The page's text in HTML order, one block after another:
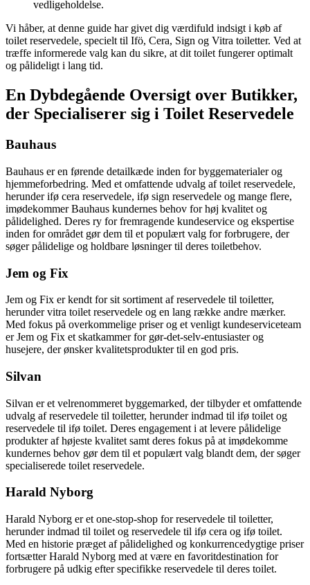
vedligeholdelse.
Vi håber, at denne guide har givet dig værdifuld indsigt i køb af
toilet reservedele, specielt til Ifö, Cera, Sign og Vitra toiletter. Ved at
træffe informerede valg kan du sikre, at dit toilet fungerer optimalt
og pålideligt i lang tid.
En Dybdegående Oversigt over Butikker,
der Specialiserer sig i Toilet Reservedele
Bauhaus
Bauhaus er en førende detailkæde inden for byggematerialer og
hjemmeforbedring. Med et omfattende udvalg af toilet reservedele,
herunder ifø cera reservedele, ifø sign reservedele og mange flere,
imødekommer Bauhaus kundernes behov for høj kvalitet og
pålidelighed. Deres ry for fremragende kundeservice og ekspertise
inden for området gør dem til et populært valg for forbrugere, der
søger pålidelige og holdbare løsninger til deres toiletbehov.
Jem og Fix
Jem og Fix er kendt for sit sortiment af reservedele til toiletter,
herunder vitra toilet reservedele og en lang række andre mærker.
Med fokus på overkommelige priser og et venligt kundeserviceteam
er Jem og Fix et skatkammer for gør-det-selv-entusiaster og
husejere, der ønsker kvalitetsprodukter til en god pris.
Silvan
Silvan er et velrenommeret byggemarked, der tilbyder et omfattende
udvalg af reservedele til toiletter, herunder indmad til ifø toilet og
reservedele til ifø toilet. Deres engagement i at levere pålidelige
produkter af højeste kvalitet samt deres fokus på at imødekomme
kundernes behov gør dem til et populært valg blandt dem, der søger
specialiserede toilet reservedele.
Harald Nyborg
Harald Nyborg er et one-stop-shop for reservedele til toiletter,
herunder indmad til toilet og reservedele til ifø cera og ifø toilet.
Med en historie præget af pålidelighed og konkurrencedygtige priser
fortsætter Harald Nyborg med at være en favoritdestination for
forbrugere på udkig efter specifikke reservedele til deres toilet.